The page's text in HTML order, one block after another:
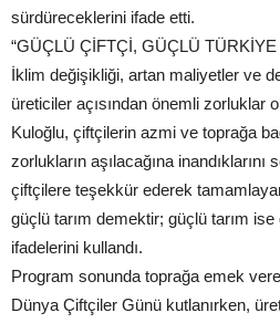
sürdüreceklerini ifade etti.
“GÜÇLÜ ÇİFTÇİ, GÜÇLÜ
İklim değişikliği, artan maliyetler ve
üreticiler açısından önemli zorluklar
Kuloğlu, çiftçilerin azmi ve toprağa
zorlukların aşılacağına inandıklarını
çiftçilere teşekkür ederek
güçlü tarım demektir; güçlü tarım
ifadelerini kullandı.
Program sonunda toprağa emek
Dünya Çiftçiler Günü kutlanırken,